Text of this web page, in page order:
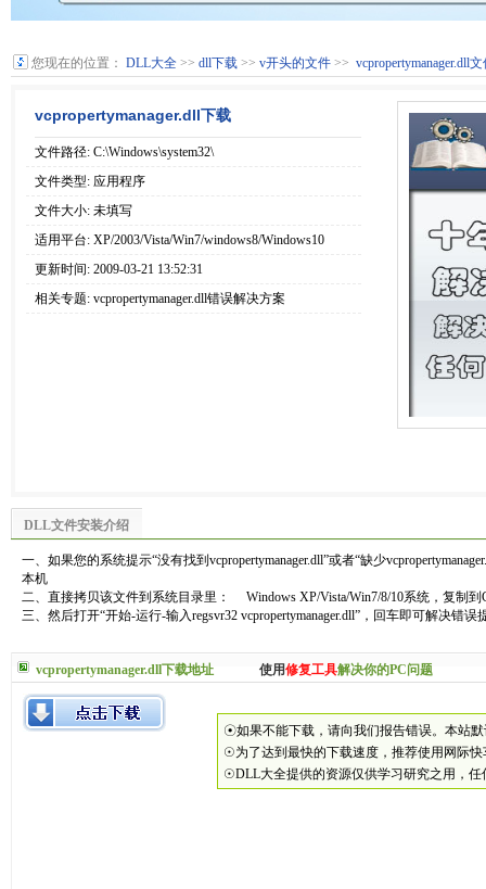
您现在的位置： DLL大全 >> dll下载 >> v开头的文件 >> vcpropertymanager.dll
vcpropertymanager.dll下载
文件路径: C:\Windows\system32\
文件类型: 应用程序
文件大小: 未填写
适用平台: XP/2003/Vista/Win7/windows8/Windows10
更新时间: 2009-03-21 13:52:31
相关专题: vcpropertymanager.dll错误解决方案
DLL文件安装介绍
一、如果您的系统提示“没有找到vcpropertymanager.dll”或者“缺少
本机
二、直接拷贝该文件到系统目录里： Windows XP/Vista/Win7/8/10系统，复制到
三、然后打开“开始-运行-输入regsvr32 vcpropertymanager.dll”，回车即可解决错误
vcpropertymanager.dll下载地址 使用修复工具解决你的PC问题
☉如果不能下载，请向我们报告错误。本站默
☉为了达到最快的下载速度，推荐使用网际
☉DLL大全提供的资源仅供学习研究之用，